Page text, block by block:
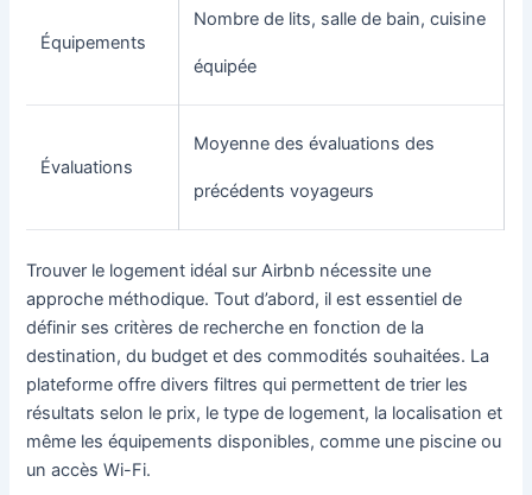
Équipements
Nombre de lits, salle de bain, cuisine
équipée
Évaluations
Moyenne des évaluations des
précédents voyageurs
Trouver le logement idéal sur Airbnb nécessite une
approche méthodique. Tout d’abord, il est essentiel de
définir ses critères de recherche en fonction de la
destination, du budget et des commodités souhaitées. La
plateforme offre divers filtres qui permettent de trier les
résultats selon le prix, le type de logement, la localisation et
même les équipements disponibles, comme une piscine ou
un accès Wi-Fi.